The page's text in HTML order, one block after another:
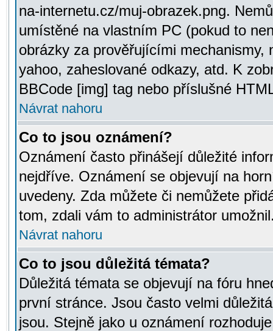
na-internetu.cz/muj-obrazek.png.
umístěné na vlastním PC (pokud to
obrázky za prověřujícími mechanismy,
yahoo, zaheslované odkazy, atd. K
BBCode [img] tag nebo příslušné
Návrat nahoru
Co to jsou oznámení?
Oznámení často přinášejí důležité
nejdříve. Oznámení se objevují na
uvedeny. Zda můžete či nemůžete
tom, zdali vám to administrátor
Návrat nahoru
Co to jsou důležitá témata?
Důležitá témata se objevují na fóru
první stránce. Jsou často velmi
jsou. Stejně jako u oznámení